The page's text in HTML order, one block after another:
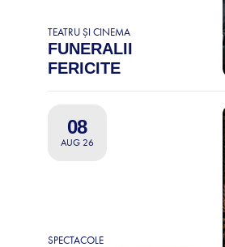
TEATRU ȘI CINEMA
FUNERALII
FERICITE
08
AUG 26
SPECTACOLE